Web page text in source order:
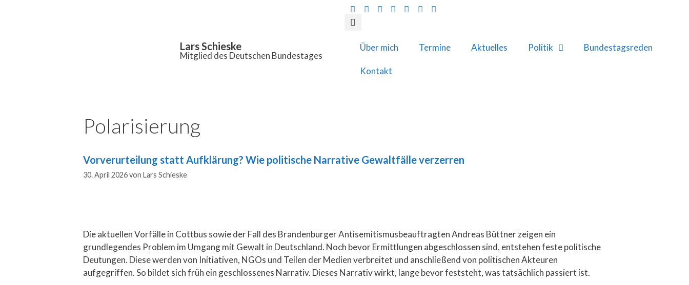
Lars Schieske
Mitglied des Deutschen Bundestages
Über mich Termine Aktuelles Politik Bundestagsreden
Kontakt
Polarisierung
Vorverurteilung statt Aufklärung? Wie politische Narrative Gewaltfälle verzerren
30. April 2026von Lars Schieske
Die aktuellen Vorfälle in Cottbus sowie der Fall des Brandenburger Antisemitismusbeauftragten Andreas Büttner zeigen ein
grundlegendes Problem im Umgang mit Gewalt in Deutschland. Noch bevor Ermittlungen abgeschlossen sind, entstehen feste politische
Deutungen. Diese werden von Initiativen, NGOs und Teilen der Medien verbreitet und anschließend von politischen Akteuren
aufgegriffen. So bildet sich früh ein geschlossenes Narrativ. Dieses Narrativ wirkt, lange bevor feststeht, was tatsächlich passiert ist.